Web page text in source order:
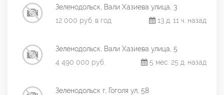
Зеленодольск, Вали Хазиева улица, 3
12 000 руб. в год
13 д. 11 ч. назад
Зеленодольск, Вали Хазиева улица, 5
4 490 000 руб.
5 мес. 25 д. назад
Зеленодольск г, Гоголя ул, 58